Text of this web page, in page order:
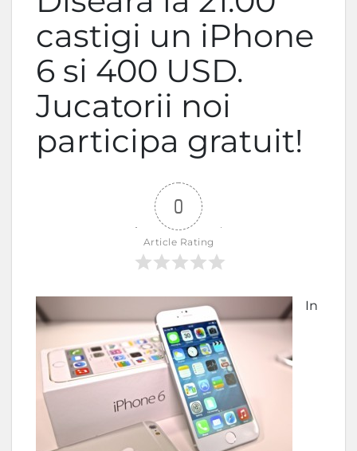
castigi un iPhone
6 si 400 USD.
Jucatorii noi
participa gratuit!
0
Article Rating
In